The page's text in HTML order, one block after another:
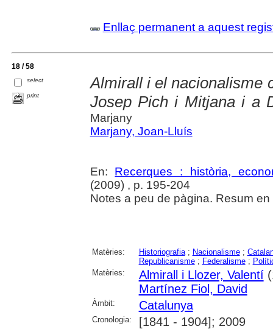
Enllaç permanent a aquest
18 / 58
select
print
Almirall i el nacionalisme
Josep Pich i Mitjana i a
Marjany
Marjany, Joan-Lluís
En: Recerques : història,
(2009) , p. 195-204
Notes a peu de pàgina. Resum
Matèries: Historiografia; Nacionalisme;
Republicanisme; Federalisme;
Matèries:
Almirall i Llozer, Valentí
Martínez Fiol, David
Àmbit: Catalunya
Cronologia: [1841 - 1904]; 2009